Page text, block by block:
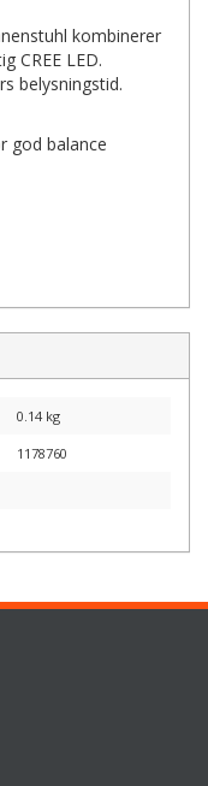
kombinerer
CREE LED.
belysningstid.
god balance
0.14 kg
1178760